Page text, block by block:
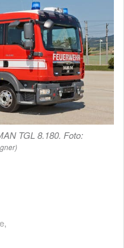
TGL 8.180. Foto:
,